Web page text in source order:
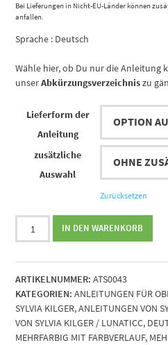
Bei Lieferungen in Nicht-EU-Länder können
anfallen.
Sprache : Deutsch
Wähle hier, ob Du nur die Anleitung
unserAbkürzungsverzeichniszu
Lieferform der
Anleitung
zusätzliche
Auswahl
Zurücksetzen
Strickanleitung
Bona
von
Sylvia
Kilger
Menge
IN DEN WARENKORB
ARTIKELNUMMER: ATS0043
KATEGORIEN: ANLEITUNGEN FÜR
SYLVIA KILGER,ANLEITUNGEN VON
VON SYLVIA KILGER / LUNATICC,
MEHRFARBIG MIT FARBVERLAUF,